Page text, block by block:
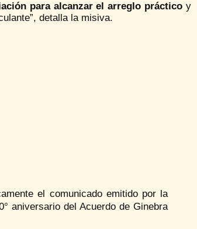
para alcanzar el arreglo práctico y
detalla la misiva.
el comunicado emitido por la
aniversario del Acuerdo de Ginebra